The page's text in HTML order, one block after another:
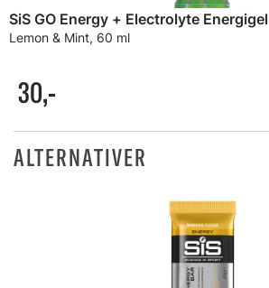
SiS GO Energy + Electrolyte Energigel
Lemon & Mint, 60 ml
30,-
ALTERNATIVER